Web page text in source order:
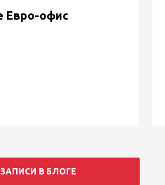
Евро-офис
В БЛОГЕ